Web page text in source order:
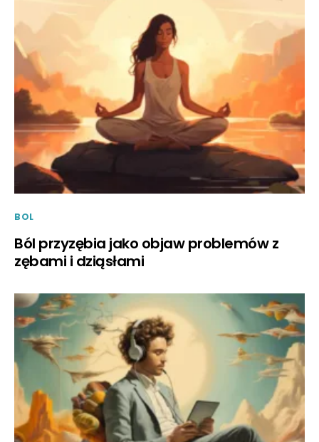
BOL
Ból przyzębia jako objaw problemów z
zębami i dziąsłami